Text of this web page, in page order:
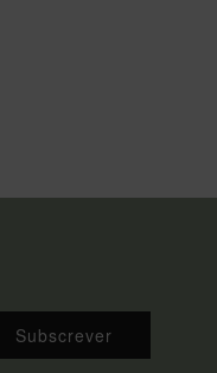
Subscrever